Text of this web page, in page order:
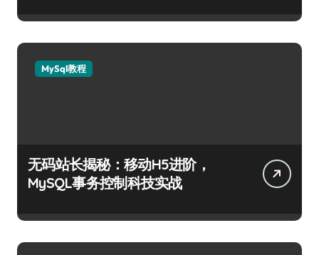
MySql教程
无码站长揭秘：移动H5进阶，
MySQL事务控制科技实战